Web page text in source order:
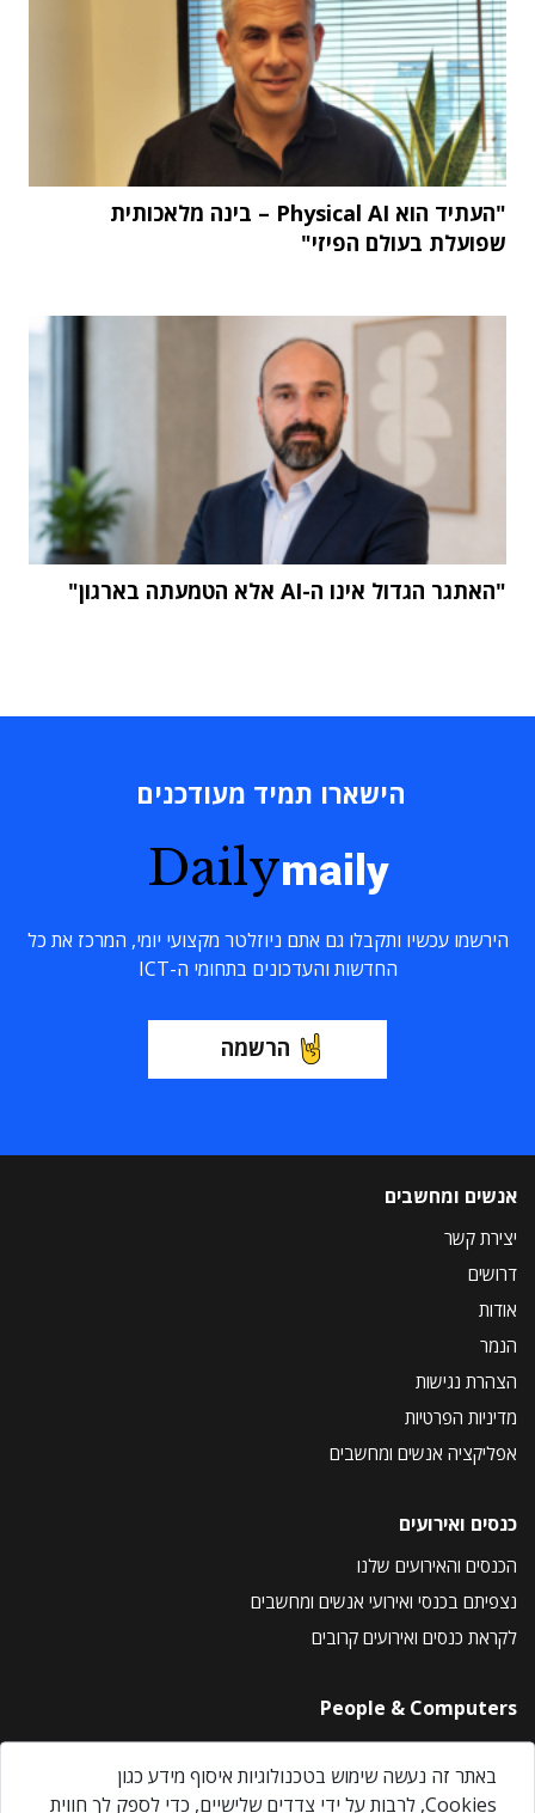
"העתיד הוא Physical AI – בינה מלאכותית
שפועלת בעולם הפיזי"
"האתגר הגדול אינו ה-AI אלא הטמעתה בארגון"
הישארו תמיד מעודכנים
Dailymaily
הירשמו עכשיו ותקבלו גם אתם ניוזלטר מקצועי יומי, המרכז את כל
החדשות והעדכונים בתחומי ה-ICT
הרשמה
אנשים ומחשבים
יצירת קשר
דרושים
אודות
הנמר
הצהרת נגישות
מדיניות הפרטיות
אפליקציה אנשים ומחשבים
כנסים ואירועים
הכנסים והאירועים שלנו
נצפיתם בכנסי ואירועי אנשים ומחשבים
לקראת כנסים ואירועים קרובים
People & Computers
About Us
Privacy Policy
באתר זה נעשה שימוש בטכנולוגיות איסוף מידע כגון
Cookies, לרבות על ידי צדדים שלישיים, כדי לספק לך חווית